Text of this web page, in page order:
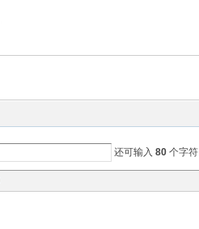
还可输入80 个字符